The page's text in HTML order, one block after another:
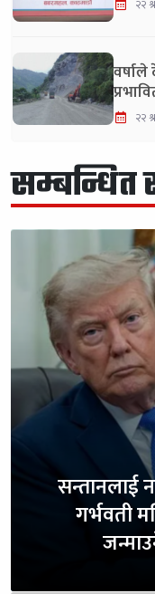
२२
२२
सम्बन्धित
सन्तानलाई
गर्भवती